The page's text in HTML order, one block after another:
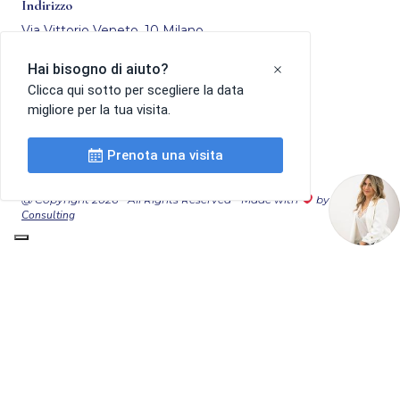
Indirizzo
Via Vittorio Veneto, 10 Milano
Link utili
Privacy Policy
@ Copyright 2026 - All Rights Reserved - Made with by
Consulting